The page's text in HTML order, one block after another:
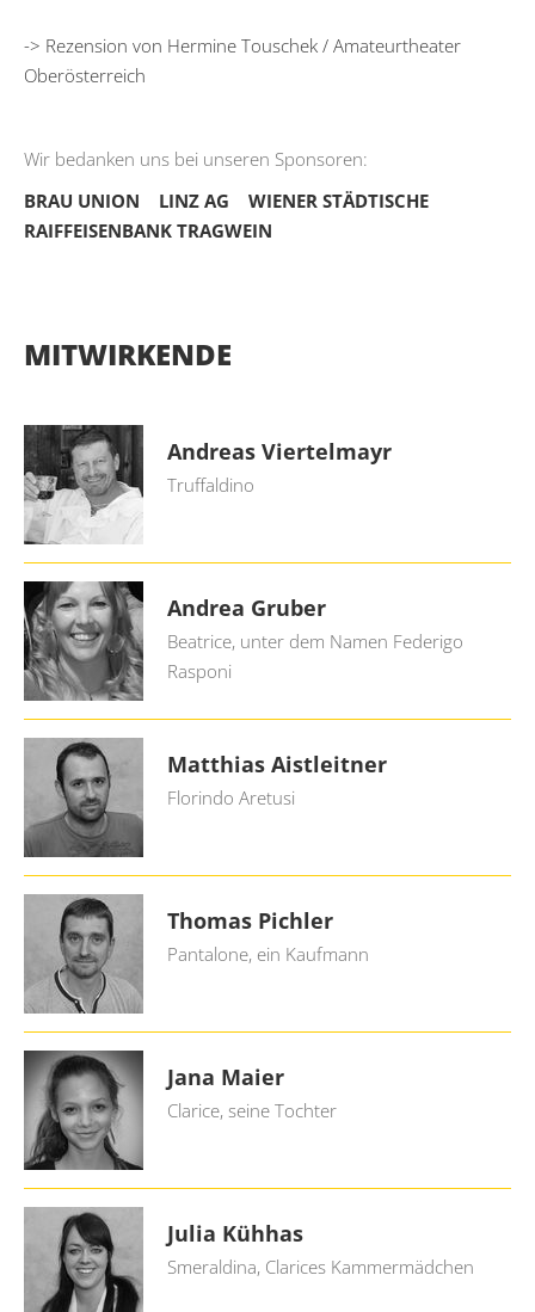
-> Rezension von Hermine Touschek / Amateurtheater
Oberösterreich
Wir bedanken uns bei unseren Sponsoren:
BRAU UNION
LINZ AG
WIENER STÄDTISCHE
RAIFFEISENBANK TRAGWEIN
MITWIRKENDE
Andreas Viertelmayr
Truffaldino
Andrea Gruber
Beatrice, unter dem Namen Federigo
Rasponi
Matthias Aistleitner
Florindo Aretusi
Thomas Pichler
Pantalone, ein Kaufmann
Jana Maier
Clarice, seine Tochter
Julia Kühhas
Smeraldina, Clarices Kammermädchen